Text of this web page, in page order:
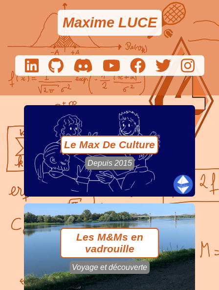
Maxime LUCE
Le Max De Culture
Depuis 2015
Les M&Ms en
vadrouille
Voyage et découverte